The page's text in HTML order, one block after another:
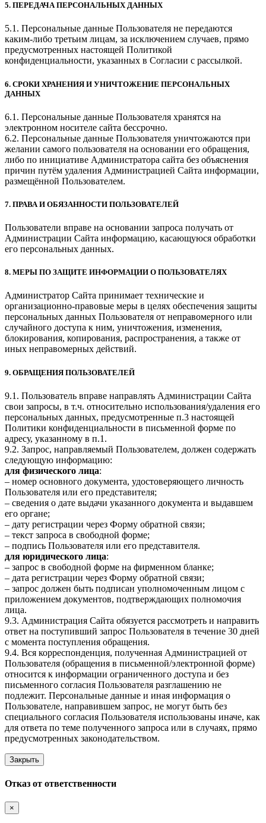
5. ПЕРЕДАЧА ПЕРСОНАЛЬНЫХ ДАННЫХ
5.1. Персональные данные Пользователя не передаются
каким-либо третьим лицам, за исключением случаев, прямо
предусмотренных настоящей Политикой
конфиденциальности, указанных в Согласии с рассылкой.
6. СРОКИ ХРАНЕНИЯ И УНИЧТОЖЕНИЕ ПЕРСОНАЛЬНЫХ
ДАННЫХ
6.1. Персональные данные Пользователя хранятся на
электронном носителе сайта бессрочно.
6.2. Персональные данные Пользователя уничтожаются при
желании самого пользователя на основании его обращения,
либо по инициативе Администратора сайта без объяснения
причин путём удаления Администрацией Сайта информации,
размещённой Пользователем.
7. ПРАВА И ОБЯЗАННОСТИ ПОЛЬЗОВАТЕЛЕЙ
Пользователи вправе на основании запроса получать от
Администрации Сайта информацию, касающуюся обработки
его персональных данных.
8. МЕРЫ ПО ЗАЩИТЕ ИНФОРМАЦИИ О ПОЛЬЗОВАТЕЛЯХ
Администратор Сайта принимает технические и
организационно-правовые меры в целях обеспечения защиты
персональных данных Пользователя от неправомерного или
случайного доступа к ним, уничтожения, изменения,
блокирования, копирования, распространения, а также от
иных неправомерных действий.
9. ОБРАЩЕНИЯ ПОЛЬЗОВАТЕЛЕЙ
9.1. Пользователь вправе направлять Администрации Сайта
свои запросы, в т.ч. относительно использования/удаления его
персональных данных, предусмотренные п.3 настоящей
Политики конфиденциальности в письменной форме по
адресу, указанному в п.1.
9.2. Запрос, направляемый Пользователем, должен содержать
следующую информацию:
для физического лица:
– номер основного документа, удостоверяющего личность
Пользователя или его представителя;
– сведения о дате выдачи указанного документа и выдавшем
его органе;
– дату регистрации через Форму обратной связи;
– текст запроса в свободной форме;
– подпись Пользователя или его представителя.
для юридического лица:
– запрос в свободной форме на фирменном бланке;
– дата регистрации через Форму обратной связи;
– запрос должен быть подписан уполномоченным лицом с
приложением документов, подтверждающих полномочия
лица.
9.3. Администрация Сайта обязуется рассмотреть и направить
ответ на поступивший запрос Пользователя в течение 30 дней
с момента поступления обращения.
9.4. Вся корреспонденция, полученная Администрацией от
Пользователя (обращения в письменной/электронной форме)
относится к информации ограниченного доступа и без
письменного согласия Пользователя разглашению не
подлежит. Персональные данные и иная информация о
Пользователе, направившем запрос, не могут быть без
специального согласия Пользователя использованы иначе, как
для ответа по теме полученного запроса или в случаях, прямо
предусмотренных законодательством.
Закрыть
Отказ от ответственности
×